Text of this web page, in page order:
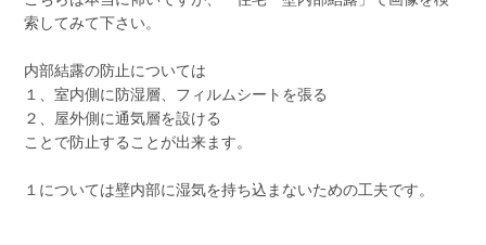
索してみて下さい。
内部結露の防止については
１、室内側に防湿層、フィルムシートを張る
２、屋外側に通気層を設ける
ことで防止することが出来ます。
１については壁内部に湿気を持ち込まないための工夫です。